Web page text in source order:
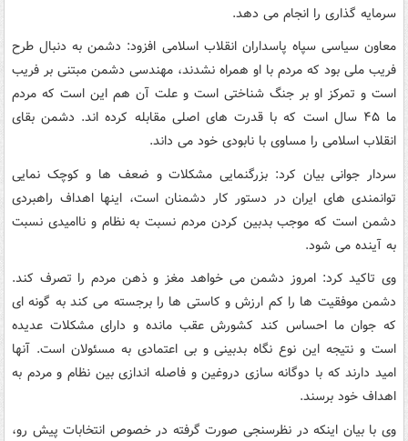
سرمایه گذاری را انجام می دهد.
معاون سیاسی سپاه پاسداران انقلاب اسلامی افزود: دشمن به دنبال طرح
فریب ملی بود که مردم با او همراه نشدند، مهندسی دشمن مبتنی بر فریب
است و تمرکز او بر جنگ شناختی است و علت آن هم این است که مردم
ما ۴۵ سال است که با قدرت های اصلی مقابله کرده اند. دشمن بقای
انقلاب اسلامی را مساوی با نابودی خود می داند.
سردار جوانی بیان کرد: بزرگنمایی مشکلات و ضعف ها و کوچک نمایی
توانمندی های ایران در دستور کار دشمنان است، اینها اهداف راهبردی
دشمن است که موجب بدبین کردن مردم نسبت به نظام و ناامیدی نسبت
به آینده می شود.
وی تاکید کرد: امروز دشمن می خواهد مغز و ذهن مردم را تصرف کند.
دشمن موفقیت ها را کم ارزش و کاستی ها را برجسته می کند به گونه ای
که جوان ما احساس کند کشورش عقب مانده و دارای مشکلات عدیده
است و نتیجه این نوع نگاه بدبینی و بی اعتمادی به مسئولان است. آنها
امید دارند که با دوگانه سازی دروغین و فاصله اندازی بین نظام و مردم به
اهداف خود برسند.
وی با بیان اینکه در نظرسنجی صورت گرفته در خصوص انتخابات پیش رو،